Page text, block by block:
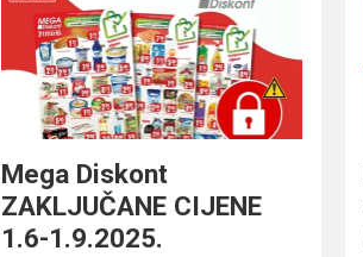
Mega Diskont
ZAKLJUČANE CIJENE
1.6-1.9.2025.